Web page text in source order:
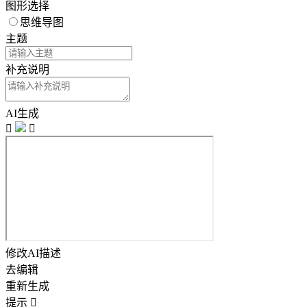
图形选择
思维导图
主题
补充说明
AI生成


修改AI描述
去编辑
重新生成
提示 